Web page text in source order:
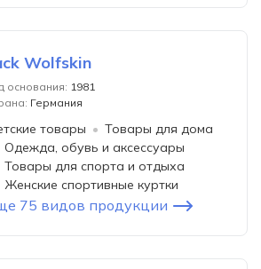
Wolfskin
основания: 1981
Германия
товары
Товары для дома
Одежда, обувь и аксессуары
Товары для спорта и отдыха
Женские спортивные куртки
75 видов продукции